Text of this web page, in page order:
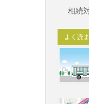
相続
よく読